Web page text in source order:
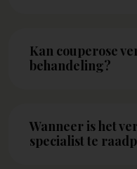
Kan couperose
behandeling?
Wanneer is het
specialist te